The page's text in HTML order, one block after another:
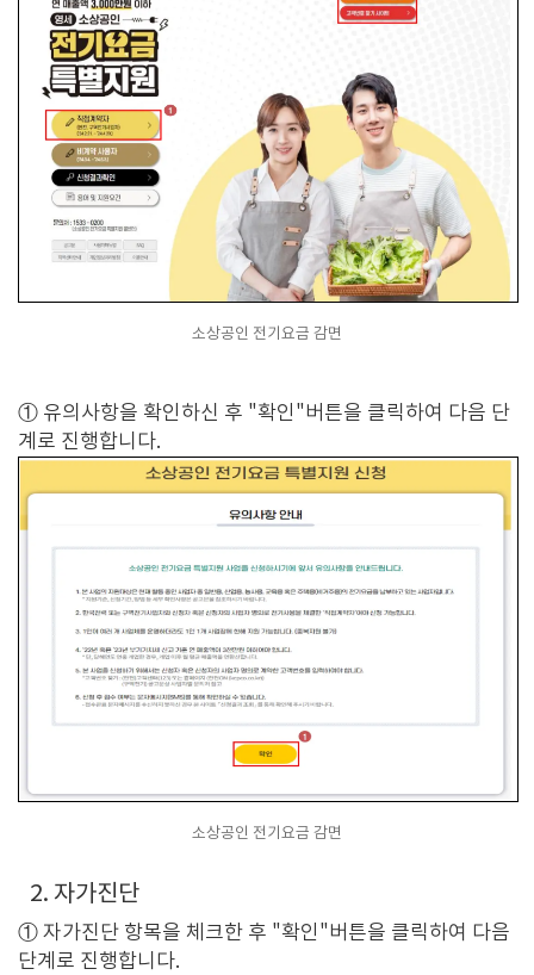
소상공인 전기요금 감면
① 유의사항을 확인하신 후 "확인"버튼을 클릭하여 다음 단
계로 진행합니다.
소상공인 전기요금 감면
2. 자가진단
① 자가진단 항목을 체크한 후 "확인"버튼을 클릭하여 다음
단계로 진행합니다.